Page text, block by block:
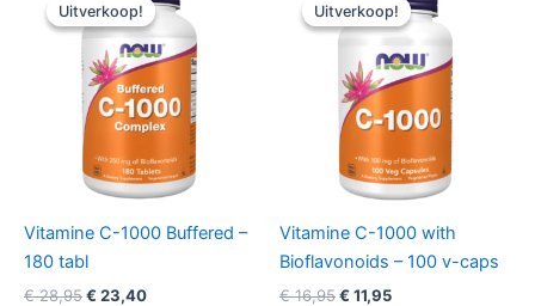
Uitverkoop!
Uitverkoop!
Vitamine C-1000 Buffered –
180 tabl
€28,95Oorspronkelijke
€ 23,40Huidige
Uitverkoop!
Uitverkoop!
Vitamine C-1000 with
Bioflavonoids – 100 v-caps
€16,95Oorspronkelijke
€ 11,95Huidige